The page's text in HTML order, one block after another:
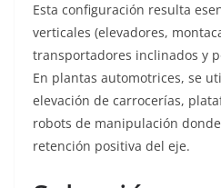
Esta configuración resulta
verticales (elevadores,
transportadores inclinados y
En plantas automotrices, se
elevación de carrocerías,
robots de manipulación
retención positiva del eje.